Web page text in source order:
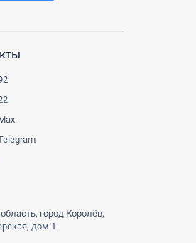
город Королёв,
дом 1